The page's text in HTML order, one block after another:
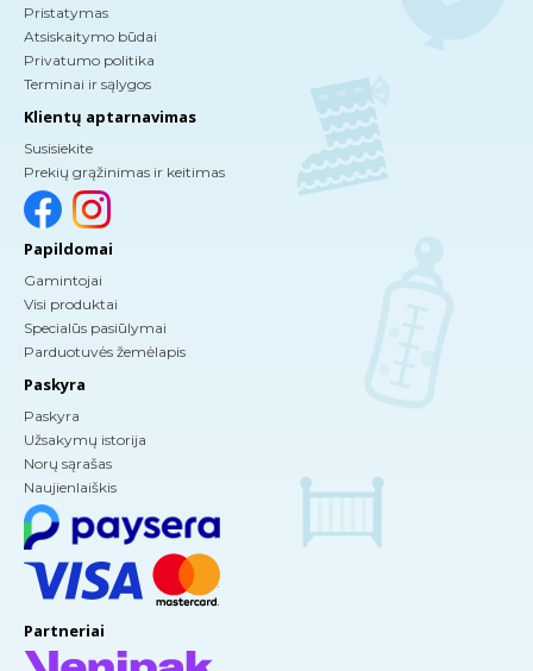
Pristatymas
Atsiskaitymo būdai
Privatumo politika
Terminai ir sąlygos
Klientų aptarnavimas
Susisiekite
Prekių grąžinimas ir keitimas
Papildomai
Gamintojai
Visi produktai
Specialūs pasiūlymai
Parduotuvės žemėlapis
Paskyra
Paskyra
Užsakymų istorija
Norų sąrašas
Naujienlaiškis
Partneriai